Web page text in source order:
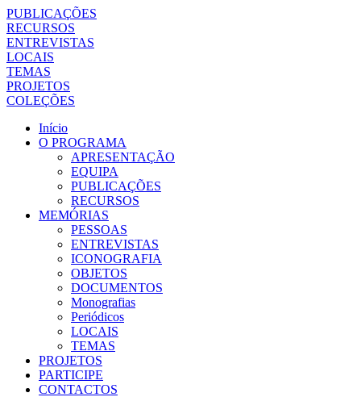
PUBLICAÇÕES
RECURSOS
ENTREVISTAS
LOCAIS
TEMAS
PROJETOS
COLEÇÕES
Início
O PROGRAMA
APRESENTAÇÃO
EQUIPA
PUBLICAÇÕES
RECURSOS
MEMÓRIAS
PESSOAS
ENTREVISTAS
ICONOGRAFIA
OBJETOS
DOCUMENTOS
Monografias
Periódicos
LOCAIS
TEMAS
PROJETOS
PARTICIPE
CONTACTOS